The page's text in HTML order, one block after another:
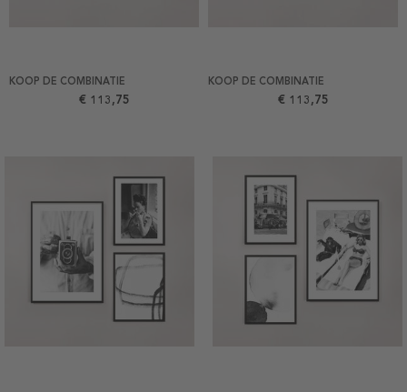
KOOP DE COMBINATIE
€ 113,75
KOOP DE COMBINATIE
€ 113,75